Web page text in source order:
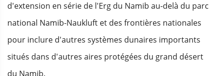
d'extension en série de l'Erg du Namib au-delà du parc
national Namib-Naukluft et des frontières nationales
pour inclure d'autres systèmes dunaires importants
situés dans d'autres aires protégées du grand désert
du Namib.